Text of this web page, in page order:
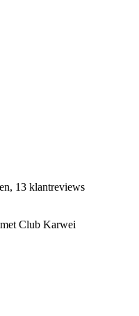
13 klantreviews
Club Karwei